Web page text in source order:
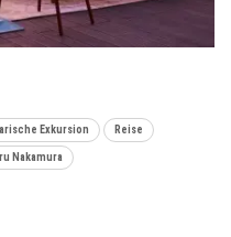
Exkursion Reise
Nakamura